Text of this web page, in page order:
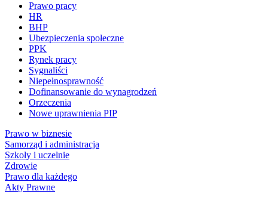
Prawo pracy
HR
BHP
Ubezpieczenia społeczne
PPK
Rynek pracy
Sygnaliści
Niepełnosprawność
Dofinansowanie do wynagrodzeń
Orzeczenia
Nowe uprawnienia PIP
Prawo w biznesie
Samorząd i administracja
Szkoły i uczelnie
Zdrowie
Prawo dla każdego
Akty Prawne